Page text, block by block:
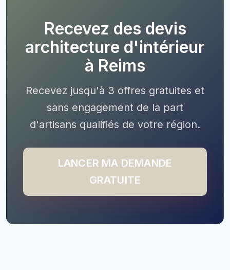
Recevez des devis
architecture d'intérieur
à Reims
Recevez jusqu'à 3 offres gratuites et
sans engagement de la part
d'artisans qualifiés de votre région.
LANCER MA DEMANDE
GRATUITE